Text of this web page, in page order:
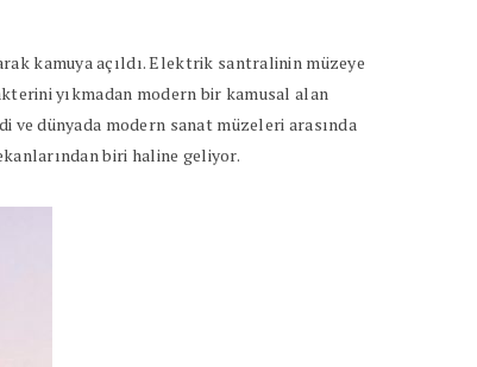
kamuya açıldı. Elektrik santralinin müzeye
yıkmadan modern bir kamusal alan
dünyada modern sanat müzeleri arasında
biri haline geliyor.